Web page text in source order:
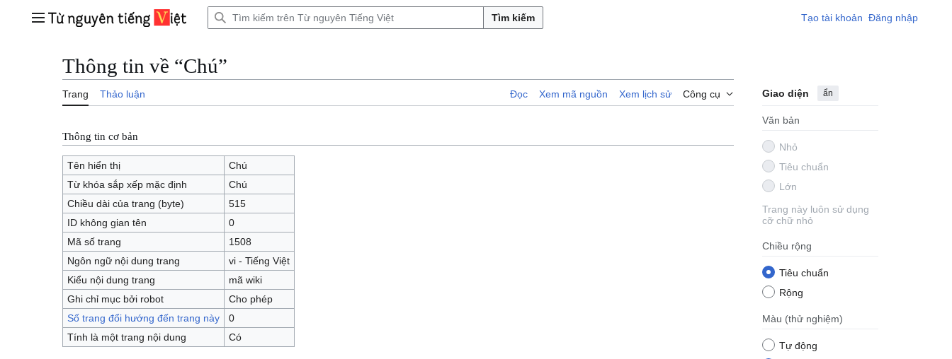
Trình đơn chính Tìm kiếm Tạo tài khoản Đăng nhập
Thông tin về “Chú”
Trang Thảo luận Đọc Xem mã nguồn Xem lịch sử Công cụ Giao diện ẩn
Văn bản
Nhỏ
Tiêu chuẩn
Lớn
Trang này luôn sử dụng
cỡ chữ nhỏ
Chiều rộng
Tiêu chuẩn
Rộng
Màu (thử nghiệm)
Tự động
Thông tin cơ bản
Tên hiển thị
Chú
Từ khóa sắp xếp mặc định
Chú
Chiều dài của trang (byte)
515
ID không gian tên
0
Mã số trang
1508
Ngôn ngữ nội dung trang
vi - Tiếng Việt
Kiểu nội dung trang
mã wiki
Ghi chỉ mục bởi robot
Cho phép
Số trang đổi hướng đến trang này
0
Tính là một trang nội dung
Có